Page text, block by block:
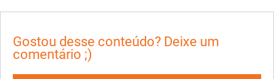
Gostou desse conteúdo? Deixe um
comentário ;)